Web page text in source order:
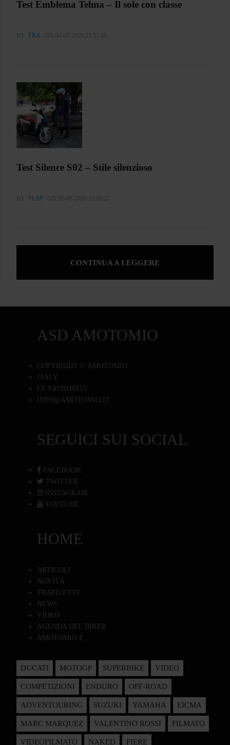
Test Emblema Telma – Il sole con classe
BY FRA ON 04-08-2026 21:53:46
Test Silence S02 – Stile silenzioso
BY FLAP ON 03-08-2026 23:00:27
CONTINUA A LEGGERE
ASD AMOTOMIO
COPYRIGHT © AMOTOMIO
ITALY
CF 93039110155
INFO@AMOTOMIO.IT
SEGUICI SUI SOCIAL
FACEBOOK
TWITTER
INSTAGRAM
YOUTUBE
HOME
ARTICOLI
NOVITÀ
TRAFILETTI
NEWS
VIDEO
AGENDA DEL BIKER
AMOTOMIO È...
DUCATI MOTOGP SUPERBIKE VIDEO
COMPETIZIONI ENDURO OFF-ROAD
ADVENTOURING SUZUKI YAMAHA EICMA
MARC MARQUEZ VALENTINO ROSSI FILMATO
VIDEOFILMATO NAKED FIERE